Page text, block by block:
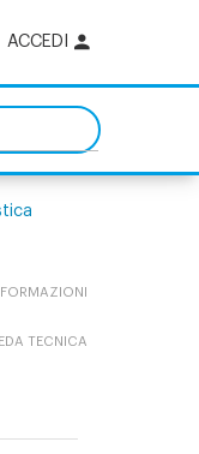
ACCEDI
TECNICA